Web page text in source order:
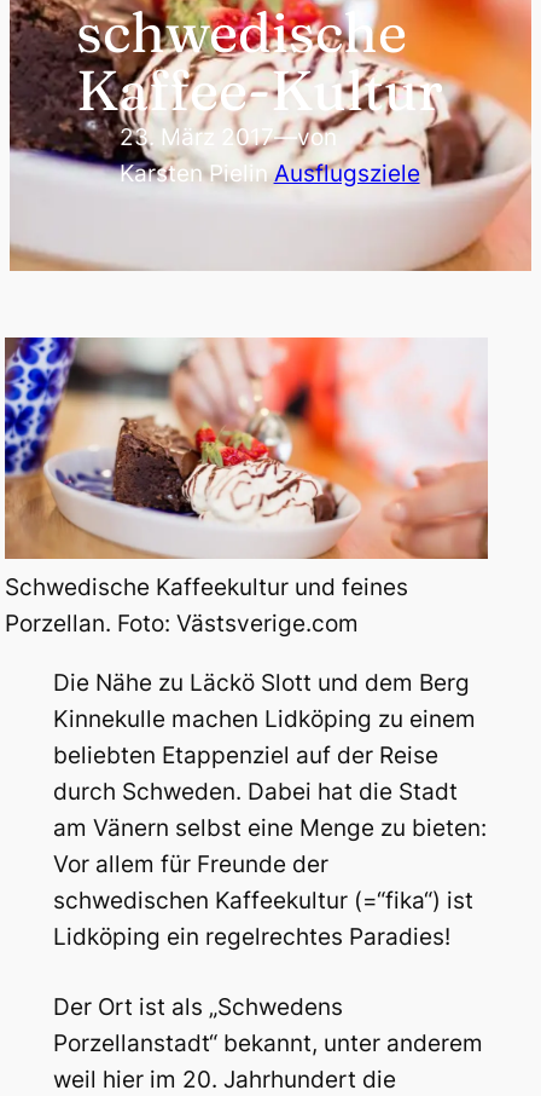
schwedische
Kaffee-Kultur
23. März 2017—von
Karsten Piel inAusflugsziele
Schwedische Kaffeekultur und feines
Porzellan. Foto: Västsverige.com
Die Nähe zu Läckö Slott und dem Berg
Kinnekulle machen Lidköping zu einem
beliebten Etappenziel auf der Reise
durch Schweden. Dabei hat die Stadt
am Vänern selbst eine Menge zu bieten:
Vor allem für Freunde der
schwedischen Kaffeekultur (=“fika“) ist
Lidköping ein regelrechtes Paradies!
Der Ort ist als „Schwedens
Porzellanstadt“ bekannt, unter anderem
weil hier im 20. Jahrhundert die